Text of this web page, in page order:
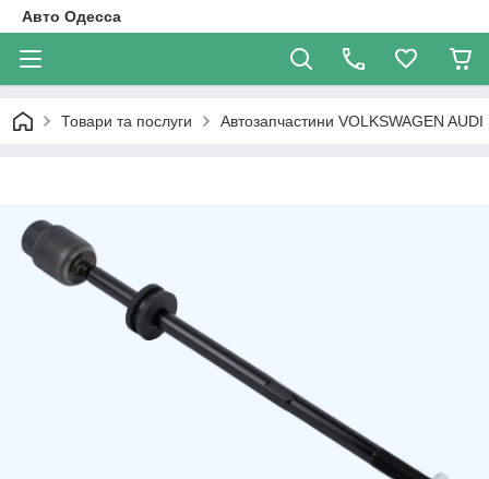
Авто Одесса
Товари та послуги Автозапчастини VOLKSWAGEN AUDI